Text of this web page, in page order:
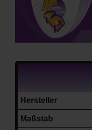
Hersteller
Maßstab